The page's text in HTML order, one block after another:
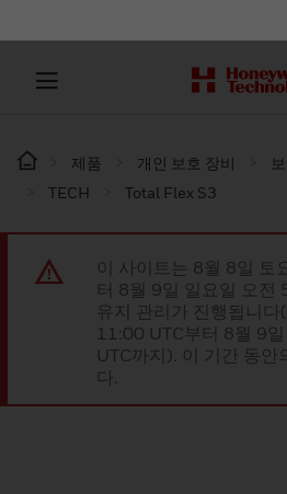
제품 개인 보호 장비
TECH
Total Flex S3
이 사이트는 8월 8일 토
터 8월 9일 일요일 오전
유지 관리가 진행됩니
11:00 UTC부터 8월 9
UTC까지). 이 기간 동안
다.